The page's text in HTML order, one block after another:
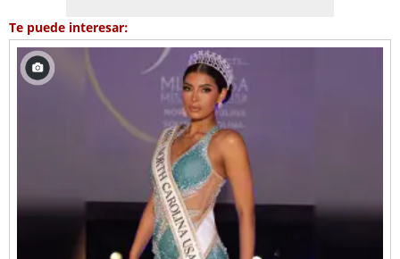
Te puede interesar: